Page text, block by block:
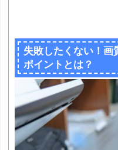
失敗したくない！画
ポイントとは？